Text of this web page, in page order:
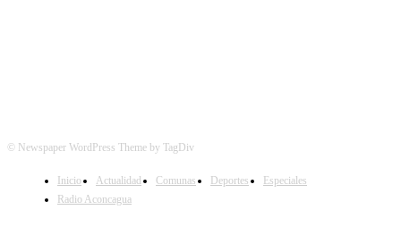
© Newspaper WordPress Theme by TagDiv
Inicio Actualidad Comunas Deportes
Especiales
Radio Aconcagua